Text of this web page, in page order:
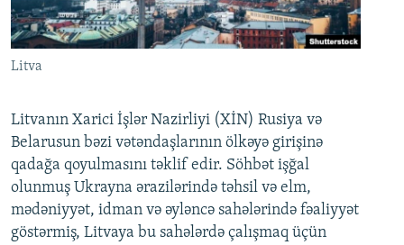
Litva
Litvanın Xarici İşlər Nazirliyi (XİN) Rusiya və
Belarusun bəzi vətəndaşlarının ölkəyə girişinə
qadağa qoyulmasını təklif edir. Söhbət işğal
olunmuş Ukrayna ərazilərində təhsil və elm,
mədəniyyət, idman və əyləncə sahələrində fəaliyyət
göstərmiş, Litvaya bu sahələrdə çalışmaq üçün